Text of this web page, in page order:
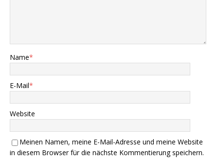
Name*
E-Mail*
Website
Meinen Namen, meine E-Mail-Adresse und meine Website
in diesem Browser für die nächste Kommentierung speichern.